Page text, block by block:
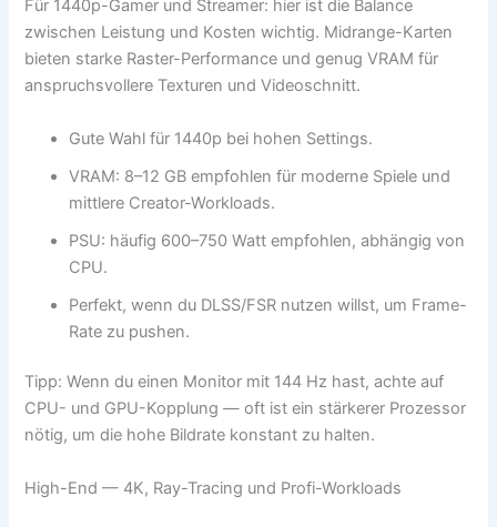
Für 1440p-Gamer und Streamer: hier ist die Balance
zwischen Leistung und Kosten wichtig. Midrange-Karten
bieten starke Raster-Performance und genug VRAM für
anspruchsvollere Texturen und Videoschnitt.
Gute Wahl für 1440p bei hohen Settings.
VRAM: 8–12 GB empfohlen für moderne Spiele und
mittlere Creator-Workloads.
PSU: häufig 600–750 Watt empfohlen, abhängig von
CPU.
Perfekt, wenn du DLSS/FSR nutzen willst, um Frame-
Rate zu pushen.
Tipp: Wenn du einen Monitor mit 144 Hz hast, achte auf
CPU- und GPU-Kopplung — oft ist ein stärkerer Prozessor
nötig, um die hohe Bildrate konstant zu halten.
High-End — 4K, Ray-Tracing und Profi-Workloads